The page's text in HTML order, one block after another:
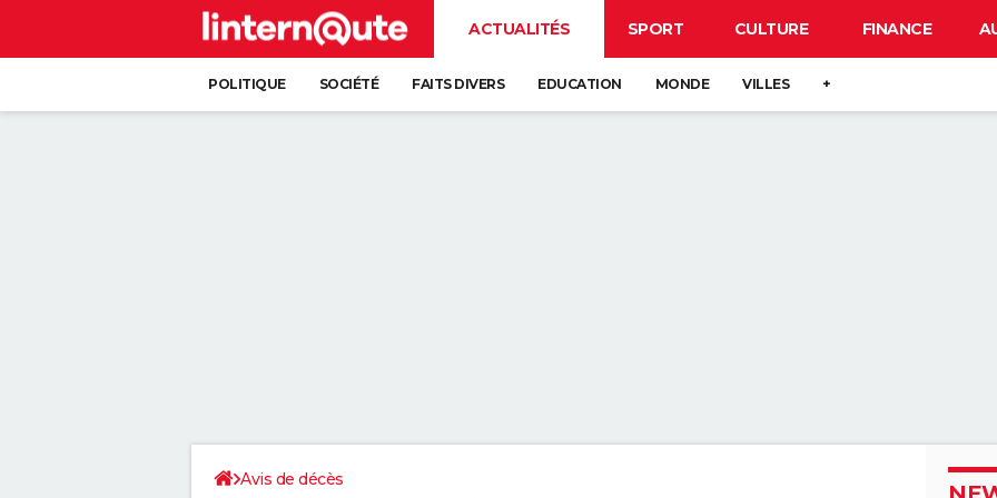
ACTUALITÉS SPORT CULTURE FINANCE
POLITIQUE SOCIÉTÉ FAITS DIVERS EDUCATION MONDE VILLES +
Avis de décès